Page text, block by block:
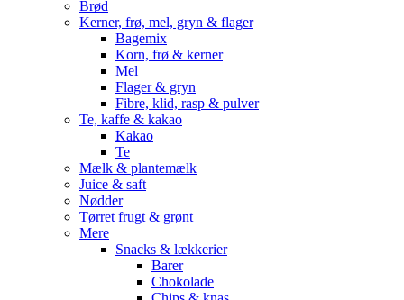
Brød
Kerner, frø, mel, gryn & flager
Bagemix
Korn, frø & kerner
Mel
Flager & gryn
Fibre, klid, rasp & pulver
Te, kaffe & kakao
Kakao
Te
Mælk & plantemælk
Juice & saft
Nødder
Tørret frugt & grønt
Mere
Snacks & lækkerier
Barer
Chokolade